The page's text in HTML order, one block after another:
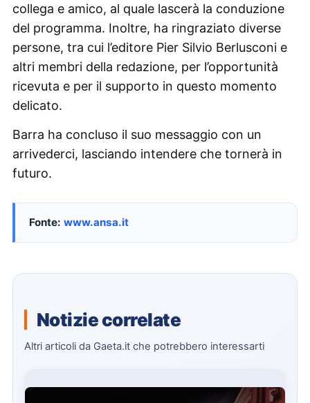
collega e amico, al quale lascerà la conduzione
del programma. Inoltre, ha ringraziato diverse
persone, tra cui l’editore Pier Silvio Berlusconi e
altri membri della redazione, per l’opportunità
ricevuta e per il supporto in questo momento
delicato.
Barra ha concluso il suo messaggio con un
arrivederci, lasciando intendere che tornerà in
futuro.
Fonte: www.ansa.it
Notizie correlate
Altri articoli da Gaeta.it che potrebbero interessarti